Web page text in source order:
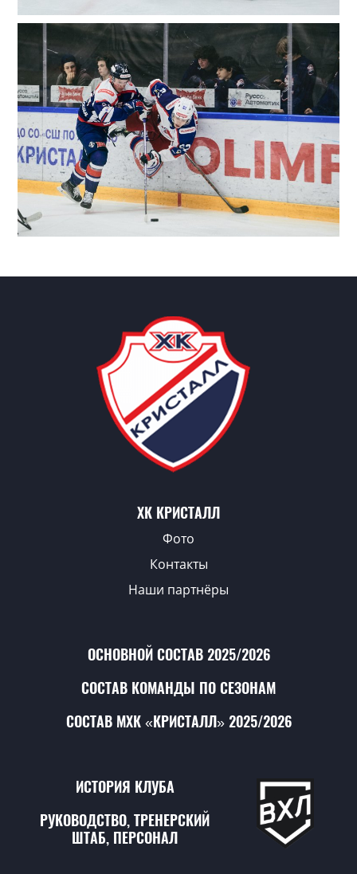
ХК КРИСТАЛЛ
Фото
Контакты
Наши партнёры
ОСНОВНОЙ СОСТАВ 2025/2026
СОСТАВ КОМАНДЫ ПО СЕЗОНАМ
СОСТАВ МХК «КРИСТАЛЛ» 2025/2026
ИСТОРИЯ КЛУБА
РУКОВОДСТВО, ТРЕНЕРСКИЙ
ШТАБ, ПЕРСОНАЛ